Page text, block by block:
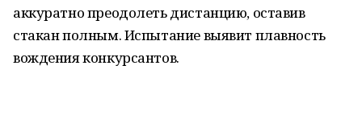
аккуратно преодолеть дистанцию, оставив
стакан полным. Испытание выявит плавность
вождения конкурсантов.